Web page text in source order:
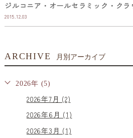
ジルコニア・オールセラミック・ク
2015.12.03
ARCHIVE 月別アーカイブ
2026年 (5)
2026年7月 (2)
2026年6月 (1)
2026年3月 (1)